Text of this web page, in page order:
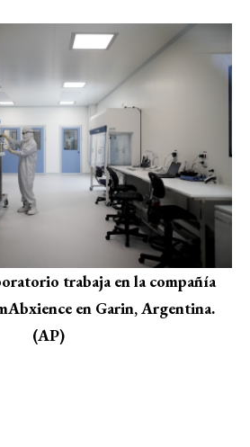
trabaja en la compañía
en Garin, Argentina.
(AP)